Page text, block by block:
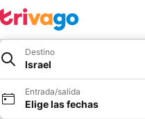
Destino
Israel
Entrada/salida
Elige las fechas